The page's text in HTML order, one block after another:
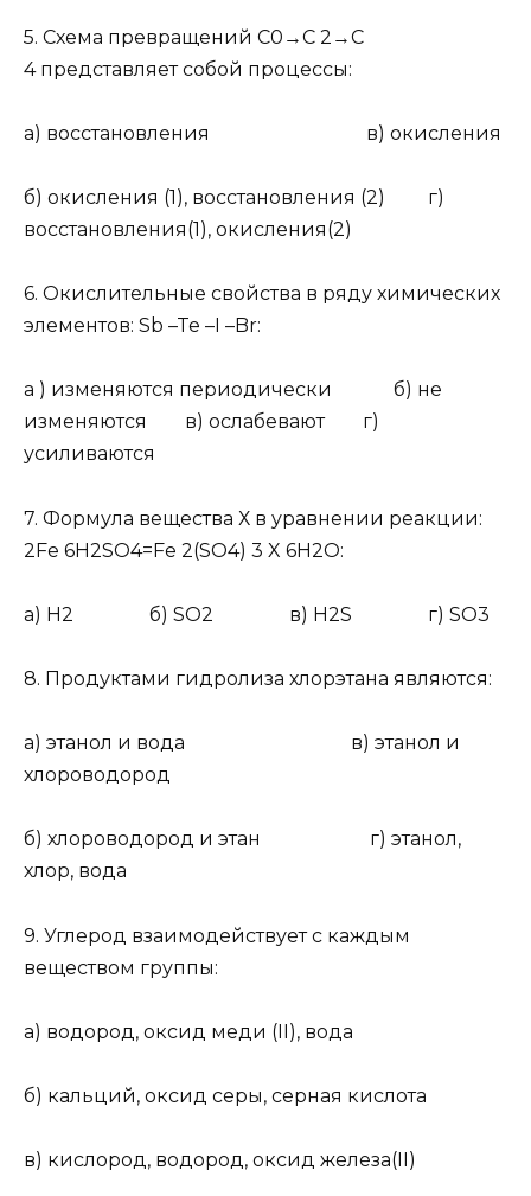
5. Схема превращений C0 →C 2 →C
4представляет собой процессы:
а) восстановления в) окисления
б) окисления (1), восстановления (2) г)
восстановления(1), окисления(2)
6. Окислительные свойства в ряду химических
элементов: Sb –Te –I –Br:
а ) изменяются периодически б) не
изменяются в) ослабевают г)
усиливаются
7. Формула вещества Х в уравнении реакции:
2Fe 6H2SO4=Fe 2(SO4) 3 X 6H2O:
а) H2 б) SO2 в) H2S г) SO3
8. Продуктами гидролиза хлорэтана являются:
а) этанол и вода в) этанол и
хлороводород
б) хлороводород и этан г) этанол,
хлор, вода
9. Углерод взаимодействует с каждым
веществом группы:
а) водород, оксид меди (II), вода
б) кальций, оксид серы, серная кислота
в) кислород, водород, оксид железа(II)